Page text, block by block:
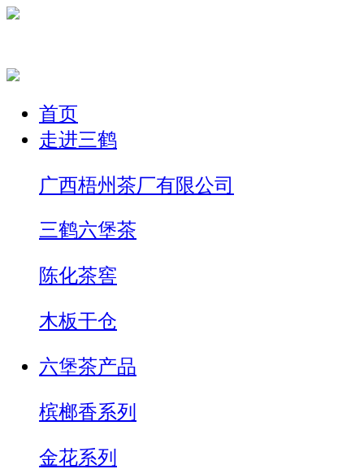
首页
走进三鹤
广西梧州茶厂有限公司
三鹤六堡茶
陈化茶窖
木板干仓
六堡茶产品
槟榔香系列
金花系列